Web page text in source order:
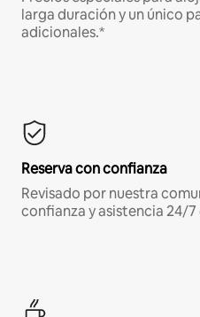
larga duración y un único
adicionales.*
Reserva con confianza
Revisado por nuestra
confianza y asistencia 24/